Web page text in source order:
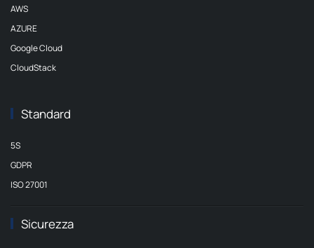
AWS
AZURE
Google Cloud
CloudStack
Standard
5S
GDPR
ISO 27001
Sicurezza